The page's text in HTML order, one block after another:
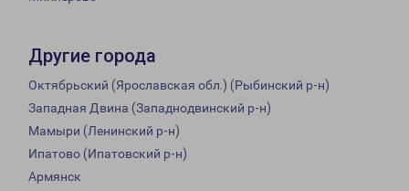
Другие города
Октябрьский (Ярославская обл.) (Рыбинский р-н)
Западная Двина (Западнодвинский р-н)
Мамыри (Ленинский р-н)
Ипатово (Ипатовский р-н)
Армянск